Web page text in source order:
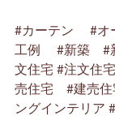
#カーテン #オ
工例
#新築 #
文住宅 #注文住宅
売住宅
#建売
ングインテリア